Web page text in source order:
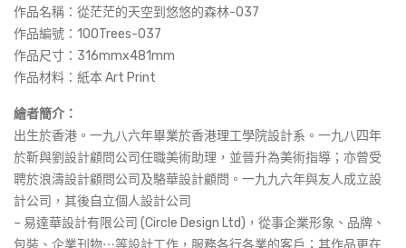
作品名稱： 從茫茫的天空到悠悠的森林-037
作品編號：100Trees-037
作品尺寸：316mmx481mm
作品材料：紙本 Art Print
繪者簡介：
出生於香港。一九八六年畢業於香港理工學院設計系。一九八四年
於靳與劉設計顧問公司任職美術助理，並晉升為美術指導；亦曾受
聘於浪濤設計顧問公司及駱華設計顧問。一九九六年與友人成立設
計公司，其後自立個人設計公司
– 易達華設計有限公司 (Circle Design Ltd)，從事企業形象、品牌、